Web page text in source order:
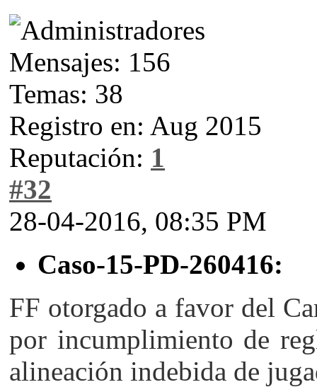
Mensajes: 156
Temas: 38
Registro en: Aug 2015
Reputación: 1
#32
28-04-2016, 08:35 PM
Caso-15-PD-260416:
FF otorgado a favor del
por incumplimiento de
alineación indebida de